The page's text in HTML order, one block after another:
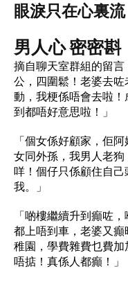
眼淚只在心裏流
男人心 密密斟
摘自聊天室群組的留
公，四圍鬆！老婆去
動，我梗係唔會去啦
到都唔好意思啦！」
「個女係好顧家，佢
女同外孫，我男人老
咩！個仔只係顧住自
我。」
「啲樓繼續升到癲咗
都上唔到車，老婆又
稚園，學費雜費乜費
唔掂！真係人都癲！」